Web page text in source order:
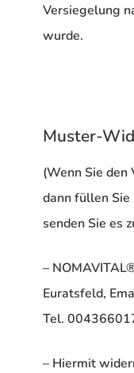
Versiegelung
wurde.
Muster-
(Wenn Sie
dann füllen
senden Sie es
–
Euratsfeld,
Tel.
– Hiermit